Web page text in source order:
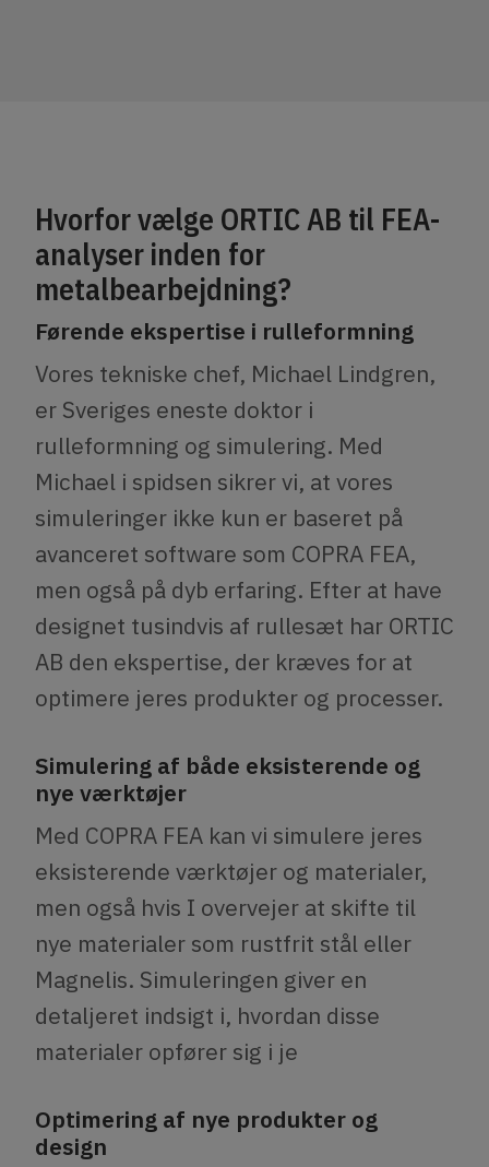
Hvorfor vælge ORTIC AB til FEA-
analyser inden for
metalbearbejdning?
Førende ekspertise i rulleformning
Vores tekniske chef, Michael Lindgren,
er Sveriges eneste doktor i
rulleformning og simulering. Med
Michael i spidsen sikrer vi, at vores
simuleringer ikke kun er baseret på
avanceret software som COPRA FEA,
men også på dyb erfaring. Efter at have
designet tusindvis af rullesæt har ORTIC
AB den ekspertise, der kræves for at
optimere jeres produkter og processer.
Simulering af både eksisterende og
nye værktøjer
Med COPRA FEA kan vi simulere jeres
eksisterende værktøjer og materialer,
men også hvis I overvejer at skifte til
nye materialer som rustfrit stål eller
Magnelis. Simuleringen giver en
detaljeret indsigt i, hvordan disse
materialer opfører sig i je
Optimering af nye produkter og
design